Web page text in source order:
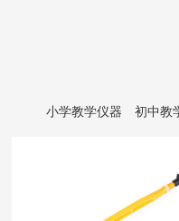
小学教学仪器 初中教